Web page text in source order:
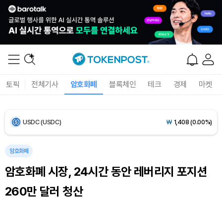
토픽 전체기사 암호화폐 블록체인 테크 경제 마켓
Bitcoin (BTC) ₩91,771,439(+0.21%)
USDC (USDC) ₩ 1,408(0.00%)
XRP (XRP)
Solana (SOL) ₩108,211(+0.33%)
TRON (TRX)
암호화폐
암호화폐 시장, 24시간 동안 레버리지 포지션
260만 달러 청산